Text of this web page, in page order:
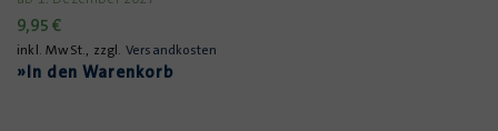
9,95 €
inkl. MwSt., zzgl. Versandkosten
»In den Warenkorb